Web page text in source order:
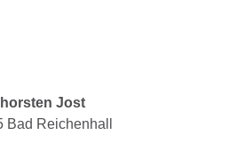
Jost
Bad Reichenhall